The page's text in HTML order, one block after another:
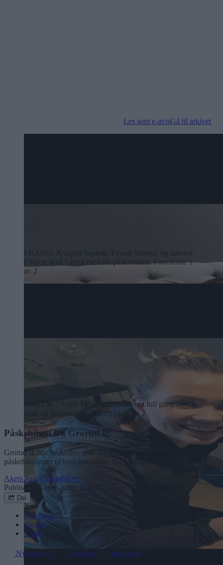
Les som e-avisGå til arkivet
I GANG: A-lagets kaptein, Faysal Ahmed, og sønnen
Elias er godt i gang med sin påskehilsen. Foto:Bilde 1
av 2
MALER: Vilde Mollestad Rislaa er i full gang med å
male en påskehilsen. Foto:Bilde 2 av 2
Påskehilsen fra Grorud IL
Grorud IL har brukt den siste tiden på å tegne og skrive
påskehilsninger til bydelens eldre. Du kan også bli med.
Akers Avis Groruddalen
Publisert
28. mar 20 kl. 10:05
Del
Facebook
Twitter
E-post
Nyhetsbrev Facebook
Instagram